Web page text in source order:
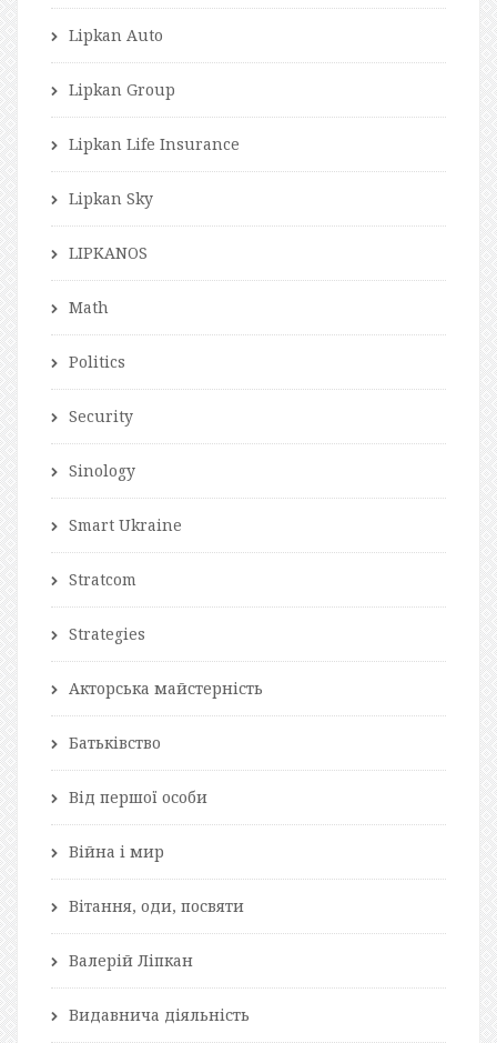
Lipkan Auto
Lipkan Group
Lipkan Life Insurance
Lipkan Sky
LIPKANOS
Math
Politics
Security
Sinology
Smart Ukraine
Stratcom
Strategies
Акторська майстерність
Батьківство
Від першої особи
Війна і мир
Вітання, оди, посвяти
Валерій Ліпкан
Видавнича діяльність